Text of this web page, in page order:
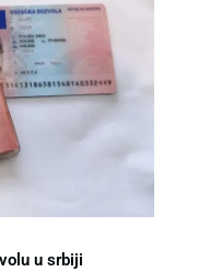
u srbiji